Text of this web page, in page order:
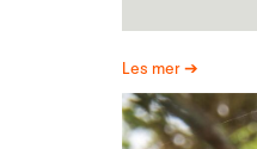
Les mer